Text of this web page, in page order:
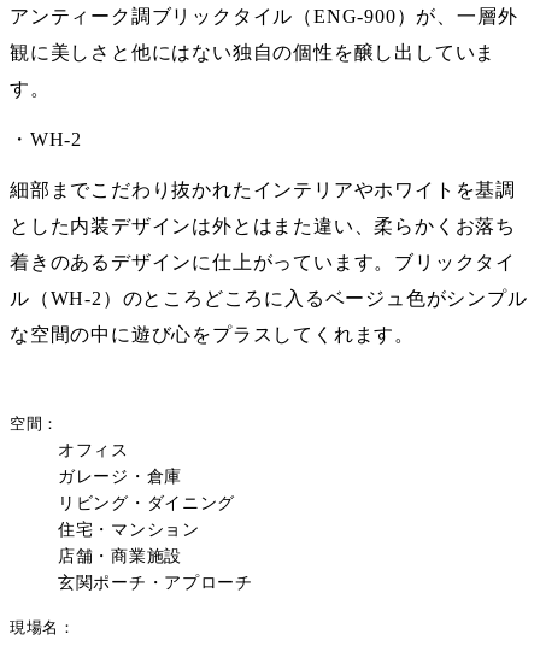
アンティーク調ブリックタイル（ENG-900）が、一層外
観に美しさと他にはない独自の個性を醸し出していま
す。
・WH-2
細部までこだわり抜かれたインテリアやホワイトを基調
とした内装デザインは外とはまた違い、柔らかくお落ち
着きのあるデザインに仕上がっています。ブリックタイ
ル（WH-2）のところどころに入るベージュ色がシンプル
な空間の中に遊び心をプラスしてくれます。
空間
オフィス
ガレージ・倉庫
リビング・ダイニング
住宅・マンション
店舗・商業施設
玄関ポーチ・アプローチ
現場名